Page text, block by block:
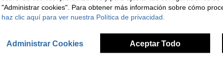
4,47€ 4,34€
Establecido hace 1 año
"Administrar cookies". Para obtener más información sobre cómo
haz clic aquí para ver nuestra Política de privacidad.
Administrar Cookies Aceptar Todo